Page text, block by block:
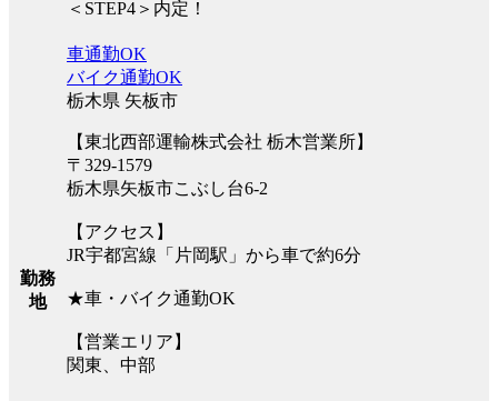
＜STEP4＞内定！
勤務
地
車通勤OK
バイク通勤OK
栃木県 矢板市
【東北西部運輸株式会社 栃木営業所】
〒329-1579
栃木県矢板市こぶし台6-2
【アクセス】
JR宇都宮線「片岡駅」から車で約6分
★車・バイク通勤OK
【営業エリア】
関東、中部